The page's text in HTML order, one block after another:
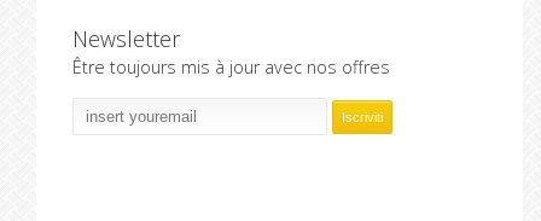
Newsletter
Être toujours mis à jour avec nos offres